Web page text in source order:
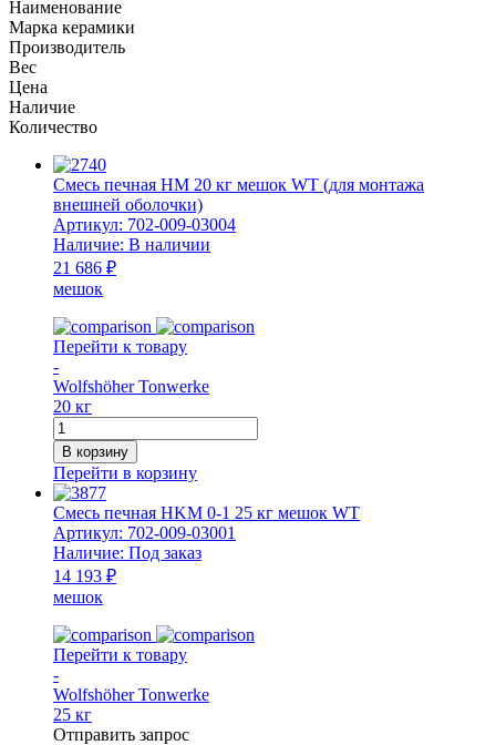
Наименование
Марка керамики
Производитель
Вес
Цена
Наличие
Количество
Смесь печная НМ 20 кг мешок WT (для монтажа
внешней оболочки)
Артикул: 702-009-03004
Наличие: В наличии
21 686 ₽
мешок
Перейти к товару
-
Wolfshöher Tonwerke
20 кг
Количество
товара
Смесь
печная
НМ
20
кг
мешок
WT
(для
монтажа
внешней
оболочки)
В корзину
Перейти в корзину
Смесь печная HKM 0-1 25 кг мешок WT
Артикул: 702-009-03001
Наличие: Под заказ
14 193 ₽
мешок
Перейти к товару
-
Wolfshöher Tonwerke
25 кг
Отправить запрос